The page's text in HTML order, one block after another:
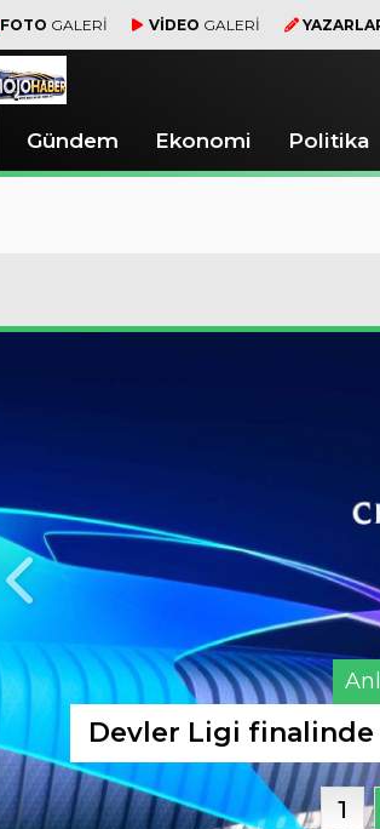
FOTO GALERİ VİDEO GALERİ
Gündem Ekonomi Politika
Devler Ligi
1